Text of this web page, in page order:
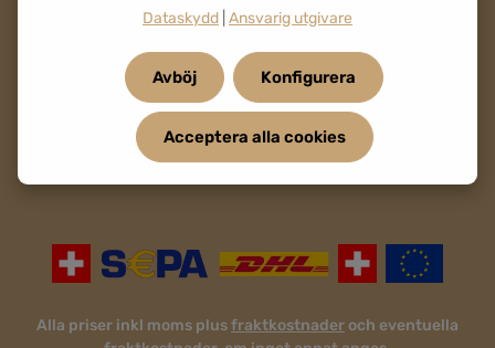
Alla priser inkl moms plusfraktkostnader och eventuella
Dataskydd Ansvarig utgivare
Avböj Konfigurera
Acceptera alla cookies